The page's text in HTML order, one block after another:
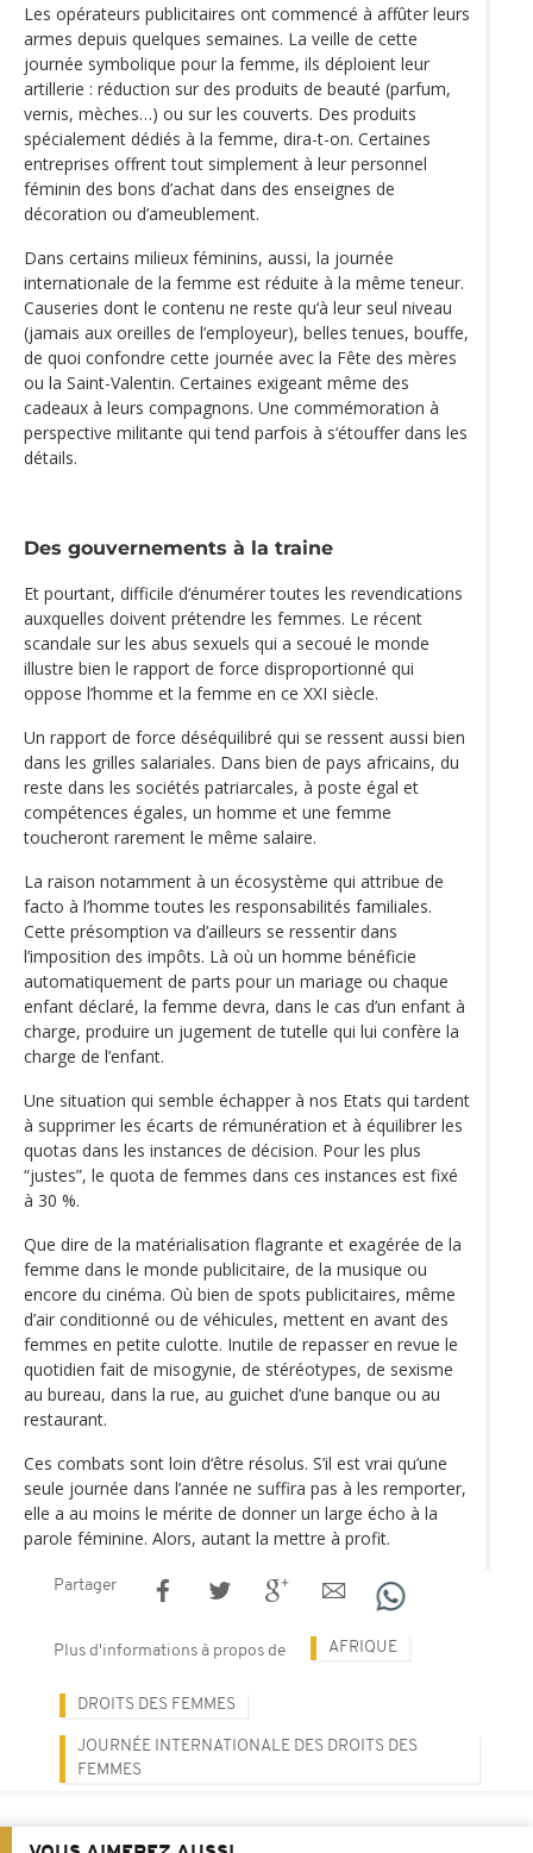
Les opérateurs publicitaires ont commencé à affûter leurs
armes depuis quelques semaines. La veille de cette
journée symbolique pour la femme, ils déploient leur
artillerie : réduction sur des produits de beauté (parfum,
vernis, mèches…) ou sur les couverts. Des produits
spécialement dédiés à la femme, dira-t-on. Certaines
entreprises offrent tout simplement à leur personnel
féminin des bons d’achat dans des enseignes de
décoration ou d’ameublement.
Dans certains milieux féminins, aussi, la journée
internationale de la femme est réduite à la même teneur.
Causeries dont le contenu ne reste qu‘à leur seul niveau
(jamais aux oreilles de l’employeur), belles tenues, bouffe,
de quoi confondre cette journée avec la Fête des mères
ou la Saint-Valentin. Certaines exigeant même des
cadeaux à leurs compagnons. Une commémoration à
perspective militante qui tend parfois à s‘étouffer dans les
détails.
Des gouvernements à la traine
Et pourtant, difficile d‘énumérer toutes les revendications
auxquelles doivent prétendre les femmes. Le récent
scandale sur les abus sexuels qui a secoué le monde
illustre bien le rapport de force disproportionné qui
oppose l’homme et la femme en ce XXI siècle.
Un rapport de force déséquilibré qui se ressent aussi bien
dans les grilles salariales. Dans bien de pays africains, du
reste dans les sociétés patriarcales, à poste égal et
compétences égales, un homme et une femme
toucheront rarement le même salaire.
La raison notamment à un écosystème qui attribue de
facto à l’homme toutes les responsabilités familiales.
Cette présomption va d’ailleurs se ressentir dans
l’imposition des impôts. Là où un homme bénéficie
automatiquement de parts pour un mariage ou chaque
enfant déclaré, la femme devra, dans le cas d’un enfant à
charge, produire un jugement de tutelle qui lui confère la
charge de l’enfant.
Une situation qui semble échapper à nos Etats qui tardent
à supprimer les écarts de rémunération et à équilibrer les
quotas dans les instances de décision. Pour les plus
“justes”, le quota de femmes dans ces instances est fixé
à 30 %.
Que dire de la matérialisation flagrante et exagérée de la
femme dans le monde publicitaire, de la musique ou
encore du cinéma. Où bien de spots publicitaires, même
d’air conditionné ou de véhicules, mettent en avant des
femmes en petite culotte. Inutile de repasser en revue le
quotidien fait de misogynie, de stéréotypes, de sexisme
au bureau, dans la rue, au guichet d’une banque ou au
restaurant.
Ces combats sont loin d‘être résolus. S’il est vrai qu’une
seule journée dans l’année ne suffira pas à les remporter,
elle a au moins le mérite de donner un large écho à la
parole féminine. Alors, autant la mettre à profit.
Partager
Plus d'informations à propos de AFRIQUE
DROITS DES FEMMES
JOURNÉE INTERNATIONALE DES DROITS DES
FEMMES